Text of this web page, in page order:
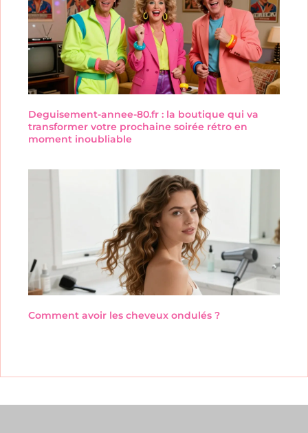
Deguisement-annee-80.fr : la boutique qui va
transformer votre prochaine soirée rétro en
moment inoubliable
Comment avoir les cheveux ondulés ?